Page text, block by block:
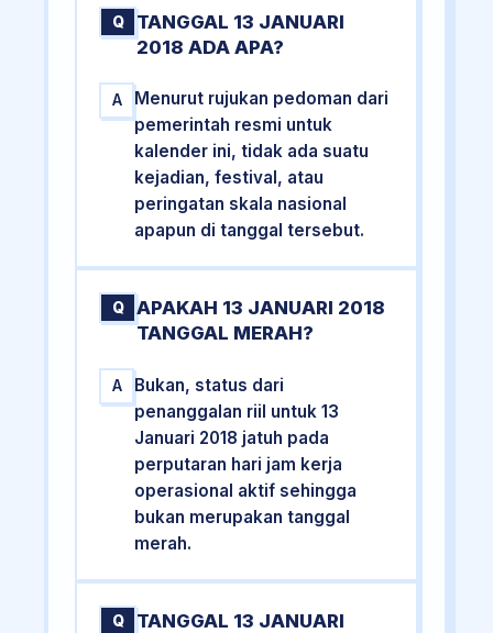
Q
TANGGAL 13 JANUARI
2018 ADA APA?
A
Menurut rujukan pedoman dari
pemerintah resmi untuk
kalender ini, tidak ada suatu
kejadian, festival, atau
peringatan skala nasional
apapun di tanggal tersebut.
Q
APAKAH 13 JANUARI 2018
TANGGAL MERAH?
A
Bukan, status dari
penanggalan riil untuk 13
Januari 2018 jatuh pada
perputaran hari jam kerja
operasional aktif sehingga
bukan merupakan tanggal
merah.
Q
TANGGAL 13 JANUARI